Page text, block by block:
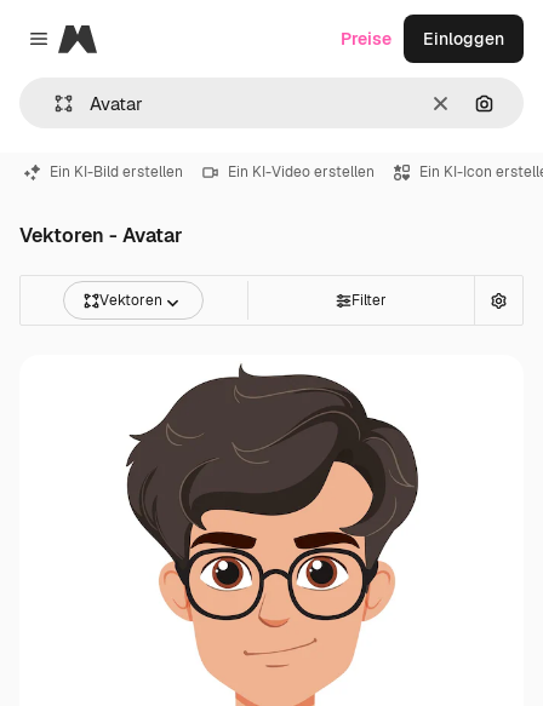
Close menu
Magnific
LöschenNach
Preise Einloggen
Ein KI-Bild erstellen Ein KI-Video erstellen Ein KI-Icon
Vektoren - Avatar
Vektoren Filter